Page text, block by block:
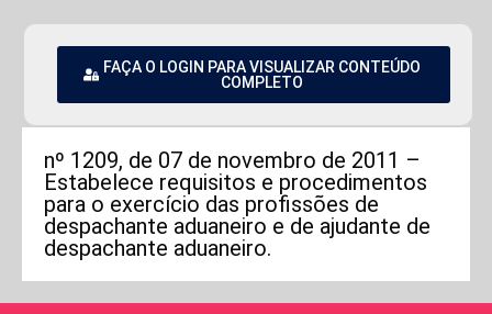
FAÇA O LOGIN PARA VISUALIZAR CONTEÚDO
COMPLETO
nº 1209, de 07 de novembro de 2011 –
Estabelece requisitos e procedimentos
para o exercício das profissões de
despachante aduaneiro e de ajudante de
despachante aduaneiro.